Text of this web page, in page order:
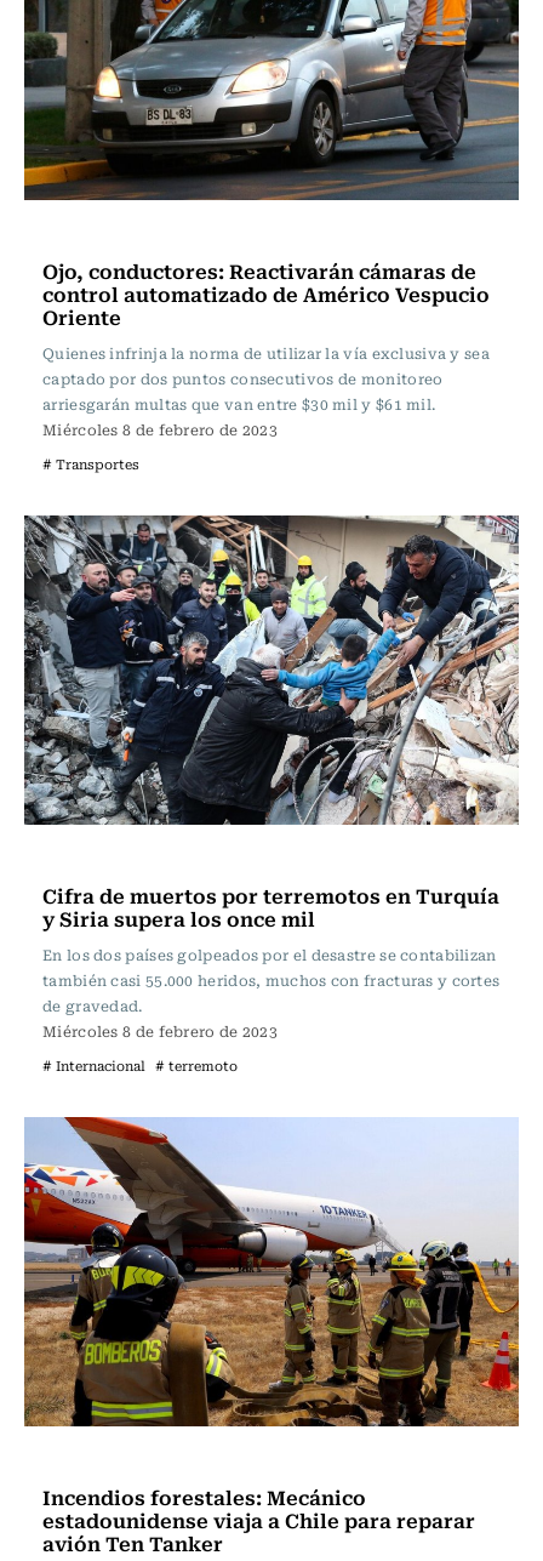
Ojo, conductores: Reactivarán cámaras de
control automatizado de Américo Vespucio
Oriente
Quienes infrinja la norma de utilizar la vía exclusiva y sea
captado por dos puntos consecutivos de monitoreo
arriesgarán multas que van entre $30 mil y $61 mil.
Miércoles 8 de febrero de 2023
# Transportes
Cifra de muertos por terremotos en Turquía
y Siria supera los once mil
En los dos países golpeados por el desastre se contabilizan
también casi 55.000 heridos, muchos con fracturas y cortes
de gravedad.
Miércoles 8 de febrero de 2023
# Internacional # terremoto
Incendios forestales: Mecánico
estadounidense viaja a Chile para reparar
avión Ten Tanker